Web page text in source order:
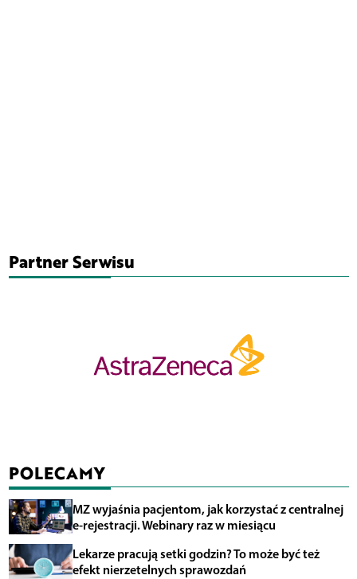
Partner Serwisu
POLECAMY
MZ wyjaśnia pacjentom, jak korzystać z centralnej
e-rejestracji. Webinary raz w miesiącu
Lekarze pracują setki godzin? To może być też
efekt nierzetelnych sprawozdań